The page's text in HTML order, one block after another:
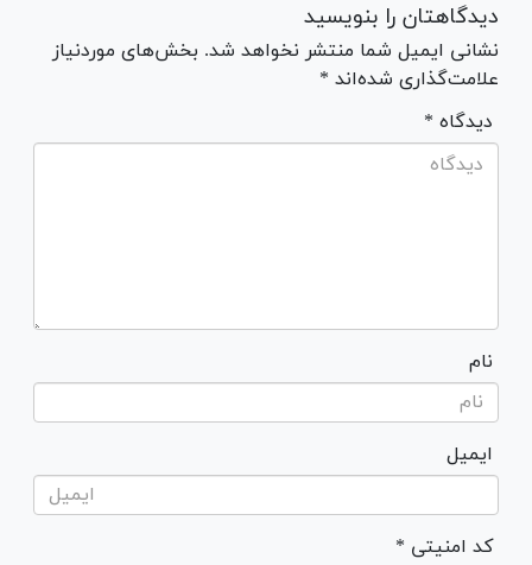
دیدگاهتان را بنویسید
نشانی ایمیل شما منتشر نخواهد شد. بخش‌های موردنیاز
علامت‌گذاری شده‌اند *
* دیدگاه
نام
ایمیل
* کد امنیتی